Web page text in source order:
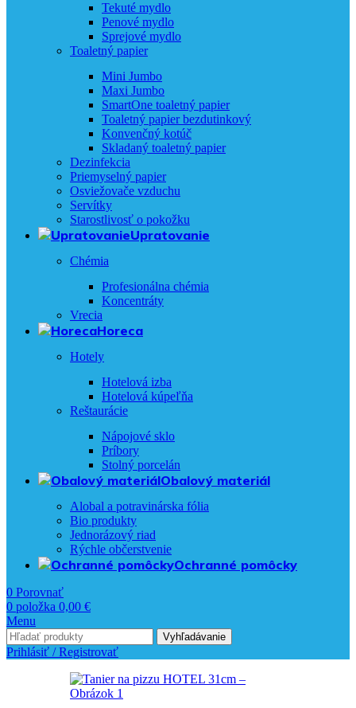
Tekuté mydlo
Penové mydlo
Sprejové mydlo
Toaletný papier
Mini Jumbo
Maxi Jumbo
SmartOne toaletný papier
Toaletný papier bezdutinkový
Konvenčný kotúč
Skladaný toaletný papier
Dezinfekcia
Priemyselný papier
Osviežovače vzduchu
Servítky
Starostlivosť o pokožku
Upratovanie
Chémia
Profesionálna chémia
Koncentráty
Vrecia
Horeca
Hotely
Hotelová izba
Hotelová kúpeľňa
Reštaurácie
Nápojové sklo
Príbory
Stolný porcelán
Obalový materiál
Alobal a potravinárska fólia
Bio produkty
Jednorázový riad
Rýchle občerstvenie
Ochranné pomôcky
0 Porovnať
0 položka 0,00 €
Menu
Vyhľadávanie
Prihlásiť / Registrovať